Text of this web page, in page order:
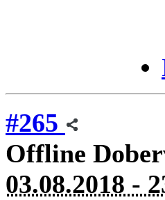
#265
Offline
03.08.2018 -